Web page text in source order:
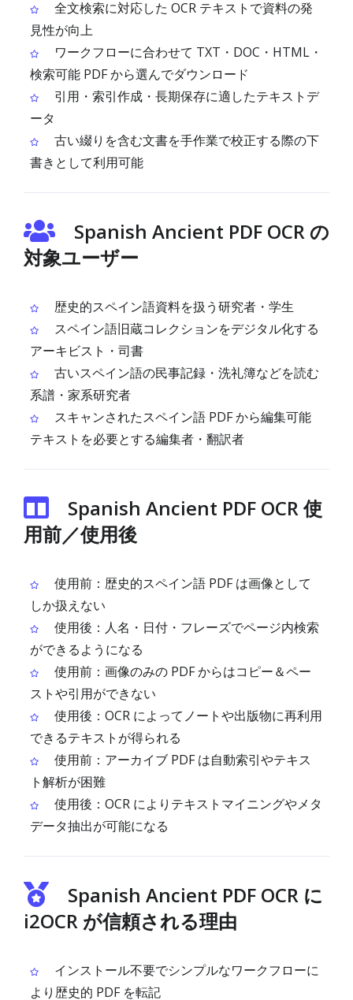
全文検索に対応した OCR テキストで資料の発
見性が向上
ワークフローに合わせて TXT・DOC・HTML・
検索可能 PDF から選んでダウンロード
引用・索引作成・長期保存に適したテキストデ
ータ
古い綴りを含む文書を手作業で校正する際の下
書きとして利用可能
Spanish Ancient PDF OCR の
対象ユーザー
歴史的スペイン語資料を扱う研究者・学生
スペイン語旧蔵コレクションをデジタル化する
アーキビスト・司書
古いスペイン語の民事記録・洗礼簿などを読む
系譜・家系研究者
スキャンされたスペイン語 PDF から編集可能
テキストを必要とする編集者・翻訳者
Spanish Ancient PDF OCR 使
用前／使用後
使用前：歴史的スペイン語 PDF は画像として
しか扱えない
使用後：人名・日付・フレーズでページ内検索
ができるようになる
使用前：画像のみの PDF からはコピー＆ペー
ストや引用ができない
使用後：OCR によってノートや出版物に再利用
できるテキストが得られる
使用前：アーカイブ PDF は自動索引やテキス
ト解析が困難
使用後：OCR によりテキストマイニングやメタ
データ抽出が可能になる
Spanish Ancient PDF OCR に
i2OCR が信頼される理由
インストール不要でシンプルなワークフローに
より歴史的 PDF を転記